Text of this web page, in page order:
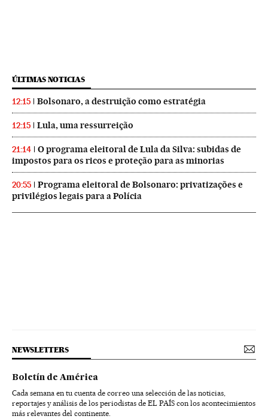
ÚLTIMAS NOTICIAS
12:15 Bolsonaro, a destruição como estratégia
12:15 Lula, uma ressurreição
21:14
O programa eleitoral de Lula da Silva: subidas de
impostos para os ricos e proteção para as minorias
20:55
Programa eleitoral de Bolsonaro: privatizações e
privilégios legais para a Polícia
NEWSLETTERS
Boletín de América
Cada semana en tu cuenta de correo una selección de las noticias,
reportajes y análisis de los periodistas de EL PAÍS con los acontecimientos
más relevantes del continente.